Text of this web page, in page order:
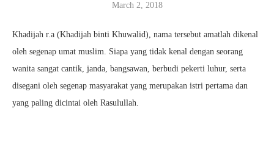
March 2, 2018
Khadijah r.a (Khadijah binti Khuwalid), nama tersebut amatlah dikenal
oleh segenap umat muslim. Siapa yang tidak kenal dengan seorang
wanita sangat cantik, janda, bangsawan, berbudi pekerti luhur, serta
disegani oleh segenap masyarakat yang merupakan istri pertama dan
yang paling dicintai oleh Rasulullah.